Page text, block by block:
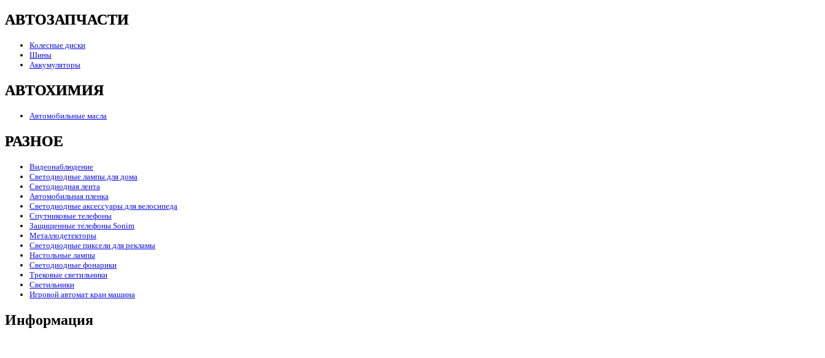
АВТОЗАПЧАСТИ
Колесные диски
Шины
Аккумуляторы
АВТОХИМИЯ
Автомобильные масла
РАЗНОЕ
Видеонаблюдение
Светодиодные лампы для дома
Светодиодная лента
Автомобильная пленка
Светодиодные аксессуары для велосипеда
Спутниковые телефоны
Защищенные телефоны Sonim
Металлодетекторы
Светодиодные пиксели для рекламы
Настольные лампы
Светодиодные фонарики
Трековые светильники
Светильники
Игровой автомат кран машина
Информация